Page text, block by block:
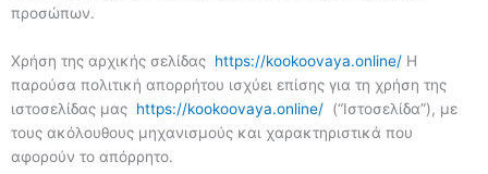
προσώπων.
Χρήση της αρχικής σελίδας https://kookoovaya.online/ Η
παρούσα πολιτική απορρήτου ισχύει επίσης για τη χρήση της
ιστοσελίδας μας https://kookoovaya.online/ (“Ιστοσελίδα”), με
τους ακόλουθους μηχανισμούς και χαρακτηριστικά που
αφορούν το απόρρητο.